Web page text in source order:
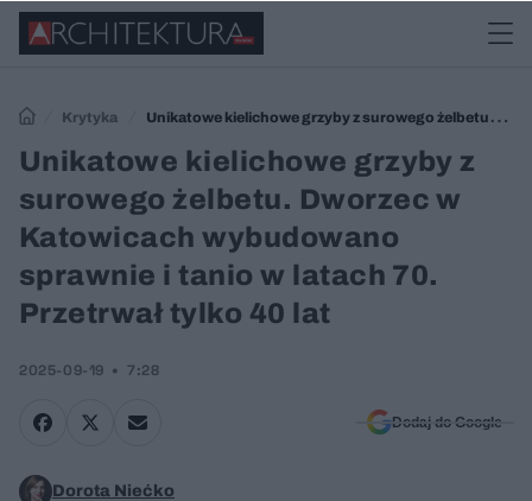
Krytyka
Unikatowe kielichowe grzyby z surowego żelbetu.
Dworzec w Katowicach wybudowano sprawnie i tanio w latach 70.
Unikatowe kielichowe grzyby z
surowego żelbetu. Dworzec w
Katowicach wybudowano
sprawnie i tanio w latach 70.
Przetrwał tylko 40 lat
2025-09-19 7:28
Dodaj do Google
Dorota Niećko